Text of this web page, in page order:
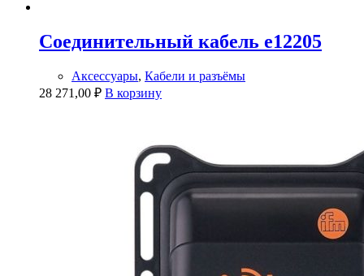
Соединительный кабель e12205
Аксессуары, Кабели и разъёмы
28 271,00 ₽ В корзину